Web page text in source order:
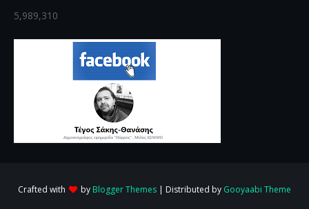
5,989,310
Crafted with by Blogger Themes | Distributed by Gooyaabi Theme